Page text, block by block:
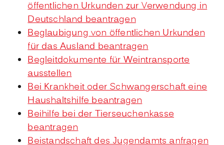
öffentlichen Urkunden zur Verwendung in
Deutschland beantragen
Beglaubigung von öffentlichen Urkunden
für das Ausland beantragen
Begleitdokumente für Weintransporte
ausstellen
Bei Krankheit oder Schwangerschaft eine
Haushaltshilfe beantragen
Beihilfe bei der Tierseuchenkasse
beantragen
Beistandschaft des Jugendamts anfragen